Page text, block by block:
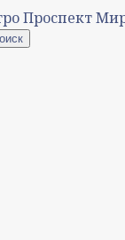
Проспект